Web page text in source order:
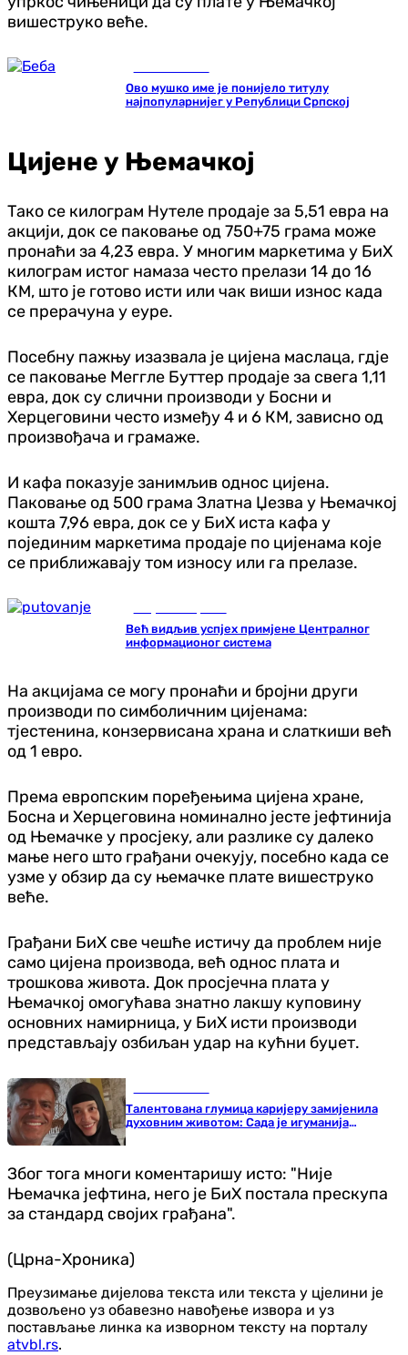
вишеструко веће.
Ово мушко име је понијело титулу
најпопуларнијег у Републици Српској
Цијене у Њемачкој
Тако се килограм Нутеле продаје за 5,51 евра на
акцији, док се паковање од 750+75 грама може
пронаћи за 4,23 евра. У многим маркетима у БиХ
килограм истог намаза често прелази 14 до 16
КМ, што је готово исти или чак виши износ када
се прерачуна у еуре.
Посебну пажњу изазвала је цијена маслаца, гдје
се паковање Меггле Буттер продаје за свега 1,11
евра, док су слични производи у Босни и
Херцеговини често између 4 и 6 КМ, зависно од
произвођача и грамаже.
И кафа показује занимљив однос цијена.
Паковање од 500 грама Златна Џезва у Њемачкој
кошта 7,96 евра, док се у БиХ иста кафа у
појединим маркетима продаје по цијенама које
се приближавају том износу или га прелазе.
Већ видљив успјех примјене Централног
информационог система
На акцијама се могу пронаћи и бројни други
производи по симболичним цијенама:
тјестенина, конзервисана храна и слаткиши већ
од 1 евро.
Према европским поређењима цијена хране,
Босна и Херцеговина номинално јесте јефтинија
од Њемачке у просјеку, али разлике су далеко
мање него што грађани очекују, посебно када се
узме у обзир да су њемачке плате вишеструко
веће.
Грађани БиХ све чешће истичу да проблем није
само цијена производа, већ однос плата и
трошкова живота. Док просјечна плата у
Њемачкој омогућава знатно лакшу куповину
основних намирница, у БиХ исти производи
представљају озбиљан удар на кућни буџет.
Талентована глумица каријеру замијенила
духовним животом: Сада је игуманија
манастира
Због тога многи коментаришу исто: "Није
Њемачка јефтина, него је БиХ постала прескупа
за стандард својих грађана".
(Црна-Хроника)
Преузимање дијелова текста или текста у цјелини је
дозвољено уз обавезно навођење извора и уз
постављање линка ка изворном тексту на порталу
atvbl.rs.